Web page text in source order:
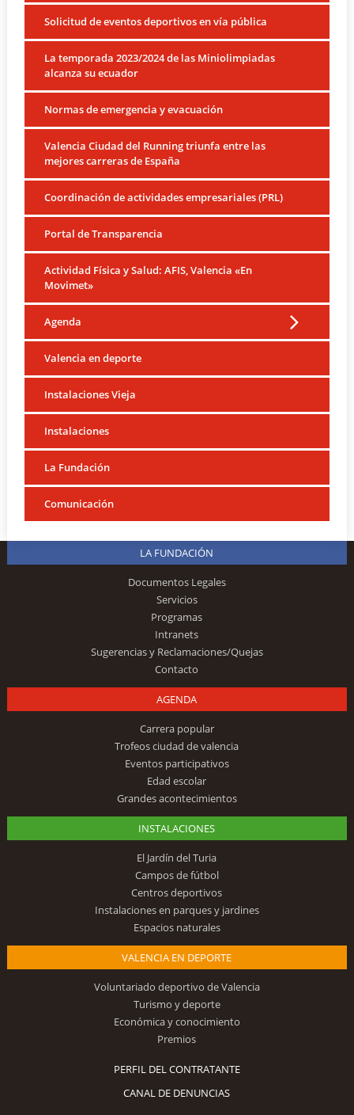
Solicitud de eventos deportivos en vía pública
La temporada 2023/2024 de las Miniolimpiadas
alcanza su ecuador
Normas de emergencia y evacuación
Valencia Ciudad del Running triunfa entre las
mejores carreras de España
Coordinación de actividades empresariales (PRL)
Portal de Transparencia
Actividad Física y Salud: AFIS, Valencia «En
Movimet»
Agenda
Valencia en deporte
Instalaciones Vieja
Instalaciones
La Fundación
Comunicación
LA FUNDACIÓN
Documentos Legales
Servicios
Programas
Intranets
Sugerencias y Reclamaciones/Quejas
Contacto
AGENDA
Carrera popular
Trofeos ciudad de valencia
Eventos participativos
Edad escolar
Grandes acontecimientos
INSTALACIONES
El Jardín del Turia
Campos de fútbol
Centros deportivos
Instalaciones en parques y jardines
Espacios naturales
VALENCIA EN DEPORTE
Voluntariado deportivo de Valencia
Turismo y deporte
Económica y conocimiento
Premios
PERFIL DEL CONTRATANTE
CANAL DE DENUNCIAS